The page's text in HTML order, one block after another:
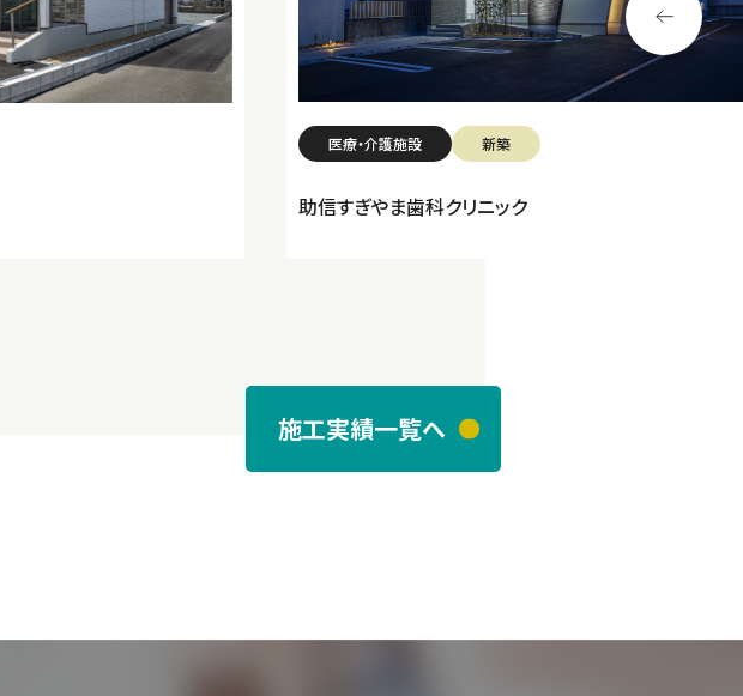
医療・介護施設 新築
助信すぎやま歯科クリニック
施工実績一覧へ